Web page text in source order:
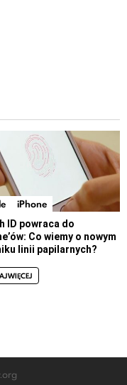
iPhone
ID powraca do
Co wiemy o nowym
linii papilarnych?
WIĘCEJ